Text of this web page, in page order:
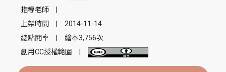
指導老師
上架時間
2014-11-14
總點閱率
繪本3,756次
創用CC授權範圍